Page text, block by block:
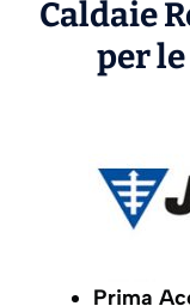
Caldaie
per
Prima